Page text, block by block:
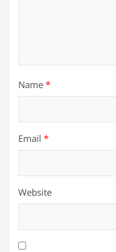
Name *
Email *
Website